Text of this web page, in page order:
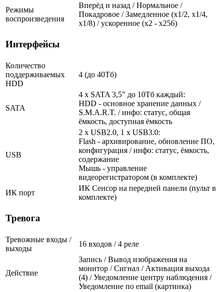
Режимы
воспроизведения
Вперёд и назад / Нормальное /
Покадровое / Замедленное (х1/2, х1/4,
х1/8) / ускоренное (х2 - х256)
Интерфейсы
Количество
поддерживаемых
HDD
4 (до 40Тб)
SATA
4 x SATA 3,5" до 10Тб каждый:
HDD - основное хранение данных /
S.M.A.R.T. / инфо: статус, общая
ёмкость, доступная ёмкость
USB
2 x USB2.0, 1 x USB3.0:
Flash - архивирование, обновление ПО,
конфигурация / инфо: статус, ёмкость,
содержание
Мышь - управление
видеорегистратором (в комплекте)
ИК порт
ИК Сенсор на передней панели (пульт в
комплекте)
Тревога
Тревожные входы /
выходы
16 входов / 4 реле
Действие
Запись / Вывод изображения на
монитор / Сигнал / Активация выхода
(4) / Уведомление центру наблюдения /
Уведомление по email (картинка)